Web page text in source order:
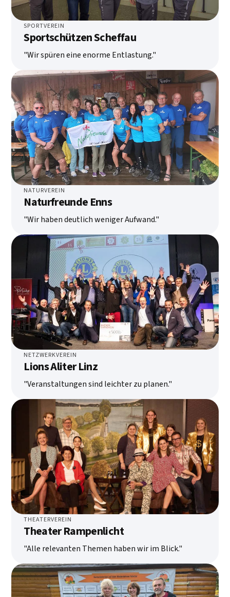
SPORTVEREIN
Sportschützen Scheffau
"Wir spüren eine enorme Entlastung."
NATURVEREIN
Naturfreunde Enns
"Wir haben deutlich weniger Aufwand."
NETZWERKVEREIN
Lions Aliter Linz
"Veranstaltungen sind leichter zu planen."
THEATERVEREIN
Theater Rampenlicht
"Alle relevanten Themen haben wir im Blick."